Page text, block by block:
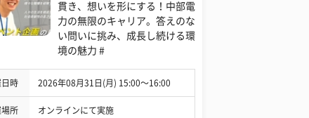
貫き、想いを形にする！中部電
力の無限のキャリア。答えのな
い問いに挑み、成長し続ける環
境の魅力 #
日時 2026年08月31日(月) 15:00〜16:00
場所 オンラインにて実施